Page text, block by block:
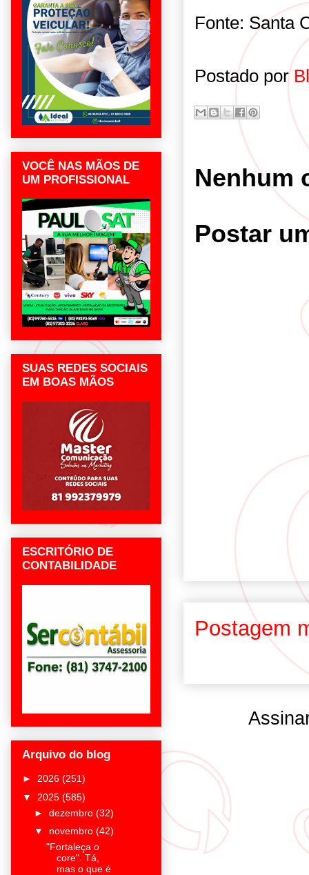
Fonte: Santa
Postado por
Nenhum
Postar
Postagem
VOCÊ NAS MÃOS DE
UM PROFISSIONAL
SUAS REDES SOCIAIS
EM BOAS MÃOS
ESCRITÓRIO DE
CONTABILIDADE
Arquivo do blog
► 2026 (251)
▼ 2025 (585)
► dezembro (32)
▼ novembro (42)
"Fortaleça o
core". Tá,
mas o que é